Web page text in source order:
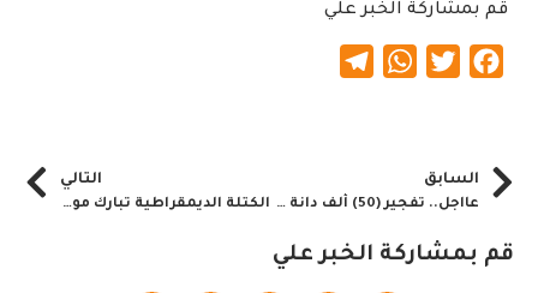
قم بمشاركة الخبر علي
Facebook
Twitter
WhatsApp
السابق
عااجل.. تفجير (50) ألف دانة في الخرطوم
التالي
الكتلة الديمقراطية تبارك مواقف الاتحاد الإفريقي والجامعة العربية بشأن حكومة التأسيس
قم بمشاركة الخبر علي